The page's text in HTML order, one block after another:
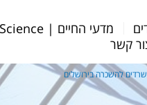
מדעי החיים | Life Science
קשר
להשכרה בירושלים